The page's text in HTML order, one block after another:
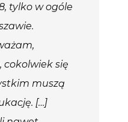
tylko w ogóle
cokolwiek się
muszą
[…]